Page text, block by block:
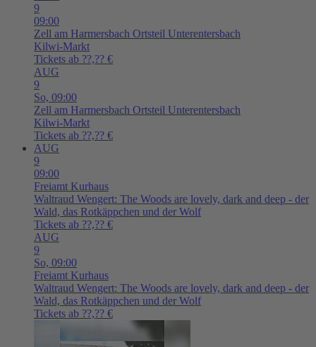
9
09:00
Zell am Harmersbach Ortsteil Unterentersbach
Kilwi-Markt
Tickets ab ??,?? €
AUG
9
So, 09:00
Zell am Harmersbach Ortsteil Unterentersbach
Kilwi-Markt
Tickets ab ??,?? €
AUG
9
09:00
Freiamt Kurhaus
Waltraud Wengert: The Woods are lovely, dark and deep - der
Wald, das Rotkäppchen und der Wolf
Tickets ab ??,?? €
AUG
9
So, 09:00
Freiamt Kurhaus
Waltraud Wengert: The Woods are lovely, dark and deep - der
Wald, das Rotkäppchen und der Wolf
Tickets ab ??,?? €